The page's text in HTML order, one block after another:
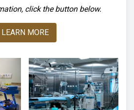
click the button below.
LEARN MORE